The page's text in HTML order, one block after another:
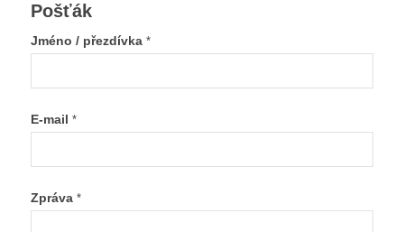
Pošťák
Jméno / přezdívka *
E-mail *
Zpráva *